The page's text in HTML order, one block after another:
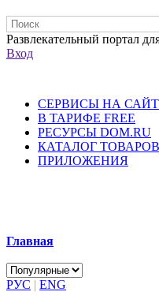
Развлекательный портал
Вход
СЕРВИСЫ НА
В ТАРИФЕ FREE
РЕСУРСЫ DOM.RU
КАТАЛОГ ТОВАРОВ
ПРИЛОЖЕНИЯ
Главная
РУС | ENG